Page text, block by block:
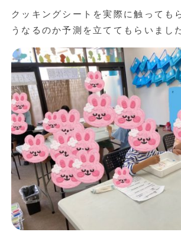
クッキングシートを実際に触っても
うなるのか予測を立ててもらいまし